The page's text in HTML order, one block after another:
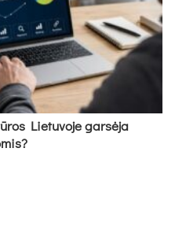
Lietuvoje garsėja